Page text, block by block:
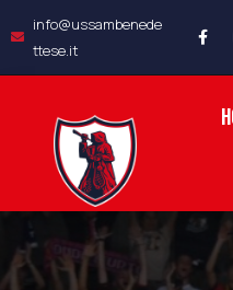
info@ussambenede
ttese.it